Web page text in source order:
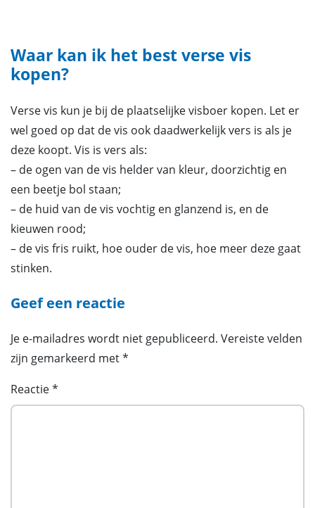
Waar kan ik het best verse vis
kopen?
Verse vis kun je bij de plaatselijke visboer kopen. Let er
wel goed op dat de vis ook daadwerkelijk vers is als je
deze koopt. Vis is vers als:
– de ogen van de vis helder van kleur, doorzichtig en
een beetje bol staan;
– de huid van de vis vochtig en glanzend is, en de
kieuwen rood;
– de vis fris ruikt, hoe ouder de vis, hoe meer deze gaat
stinken.
Geef een reactie
Je e-mailadres wordt niet gepubliceerd. Vereiste velden
zijn gemarkeerd met*
Reactie*